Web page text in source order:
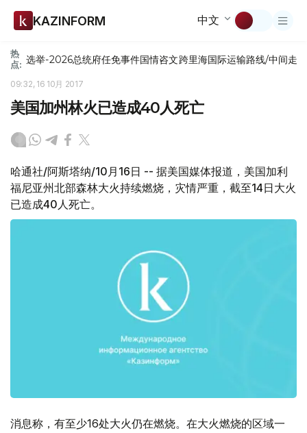
KAZINFORM 中文
热
点: 选举-2026总统府任免事件国情咨文跨里海国际运输路线/中间走廊
09:32, 16 10月 2017
美国加州林火已造成40人死亡
哈通社/阿斯塔纳/10月16日 -- 据美国媒体报道，美国加利
福尼亚州北部森林大火持续燃烧，灾情严重，截至14日大火
已造成40人死亡。
消息称，有至少16处大火仍在燃烧。在大火燃烧的区域一